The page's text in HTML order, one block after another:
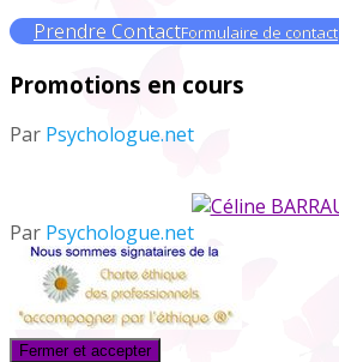
Prendre ContactFormulaire de contact
Promotions en cours
Par Psychologue.net
Par Psychologue.net